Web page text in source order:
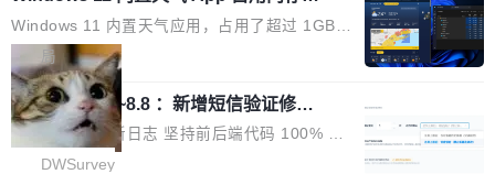
O 构建 Reactor 多路复用模型，不依赖 Netty、
Tomcat 等任何第三方网络库。其 HTTP/2 协议
栈从 HPACK、Huffman 到 ALPN 均为自主实
现，在基准测试中与 Un...
片、算力、模型、应用全链条创新项目，聚焦AI
技术产业化落地与资本对接，呈现当前国内AI前
沿技术突破与商业化最新进展。 活动围绕AI学术
研究与产业落地融合展开多维度研讨。星连资本
创始合伙人张鸣晨表示，AI产业化是长期产融结
合过程，早期优质技术项目需持续资本与产业资
过 1GB
Windows 11 内置天气应用，占用了超过 1GB
内存。 Notebookcheck 的测试发现这个数字
时，反复确认了多次。不是 100MB，不是 500
MB，是 1 个 G。一个显示天气的应用。 Windo
ws 内置应用臃肿早就是老话题了，但一款天气
应用占用内存就超过 1G 还是过于离谱——问题
局
调问更新7.26~8.8 ：新增短信验证修
改，考试能力升级
DWSurvey 更新日志 坚持前后端代码 100% 开
源助力企业建设自主可控的问卷调研系统 官网地
DWSurvey